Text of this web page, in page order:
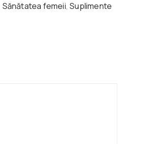
Sănătatea femeii,Suplimente